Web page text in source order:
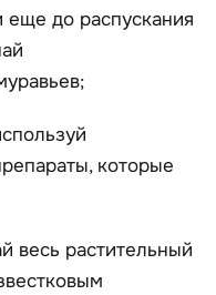
до распускания
которые
весь растительный